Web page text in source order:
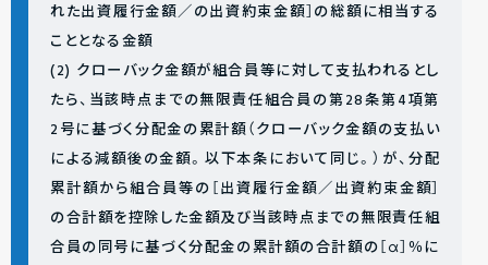
れた出資履行金額／の出資約束金額］の総額に相当する
こととなる金額
(2) クローバック金額が組合員等に対して支払われるとし
たら、当該時点までの無限責任組合員の第28条第4項第
2号に基づく分配金の累計額（クローバック金額の支払い
による減額後の金額。以下本条において同じ。）が、分配
累計額から組合員等の［出資履行金額／出資約束金額］
の合計額を控除した金額及び当該時点までの無限責任組
合員の同号に基づく分配金の累計額の合計額の［α］％に